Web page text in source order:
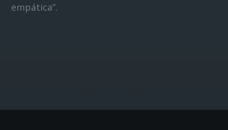
empática”.